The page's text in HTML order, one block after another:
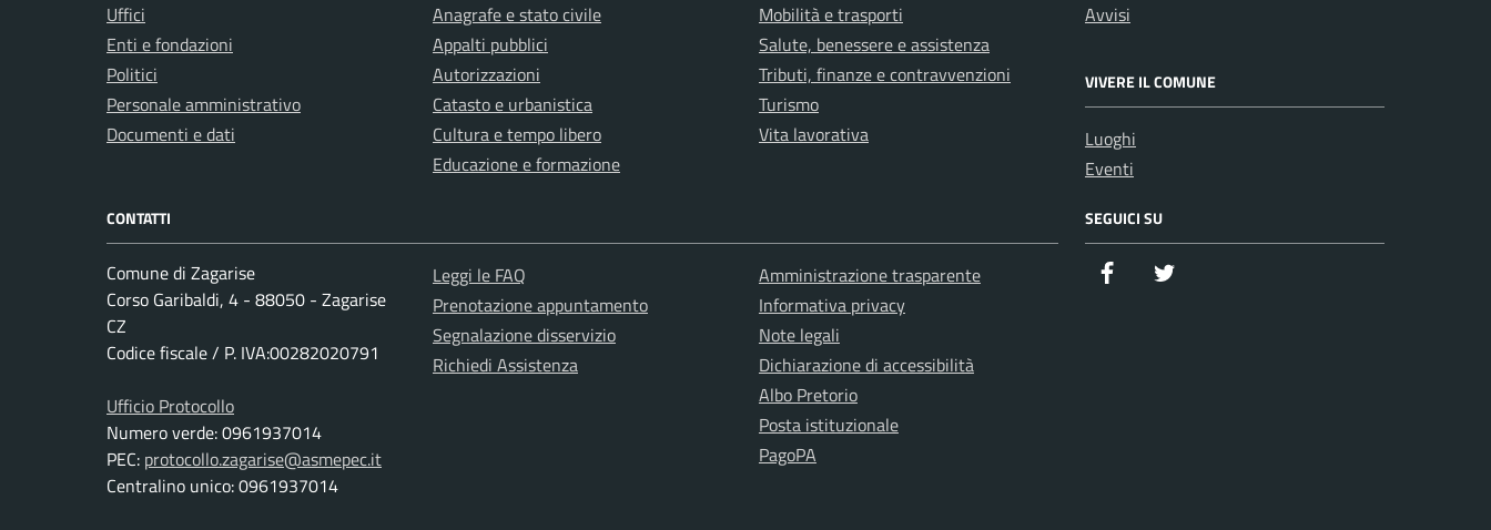
Uffici
Enti e fondazioni
Politici
Personale amministrativo
Documenti e dati
Anagrafe e stato civile
Appalti pubblici
Autorizzazioni
Catasto e urbanistica
Cultura e tempo libero
Educazione e formazione
Mobilità e trasporti
Salute, benessere e assistenza
Tributi, finanze e contravvenzioni
Turismo
Vita lavorativa
Avvisi
VIVERE IL COMUNE
Luoghi
Eventi
CONTATTI
Comune di Zagarise
Corso Garibaldi, 4 - 88050 - Zagarise
CZ
Codice fiscale / P. IVA:00282020791
Ufficio Protocollo
Numero verde: 0961937014
PEC: protocollo.zagarise@asmepec.it
Centralino unico: 0961937014
Leggi le FAQ
Prenotazione appuntamento
Segnalazione disservizio
Richiedi Assistenza
Amministrazione trasparente
Informativa privacy
Note legali
Dichiarazione di accessibilità
Albo Pretorio
Posta istituzionale
PagoPA
SEGUICI SU
Facebook